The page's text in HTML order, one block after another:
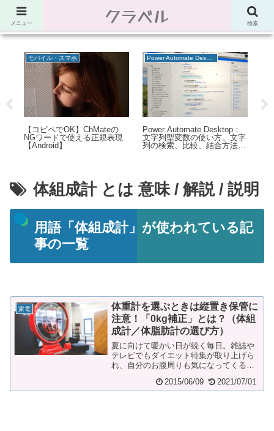
節約、こだわり、使い道。「決め手」がわかる比較サイト。でしたが最近は雑
多なブログ
モバイル・スマホ
【コピペでOK】ChMateの
NGワードで使える正規表現
【Android】
Power Automate Desktop
Power Automate Desktop：
文字列型変数の使い方。文字
列の検索、比較、結合方法な
体組成計 とは 意味 / 解説 / 説明
用語「体組成計」が使われている記
事の一覧
家電
体重計を選ぶときは縦置き保管に
注意！「0kg補正」とは？（体組
成計／体脂肪計の選び方）
夏に向けて暖かい日が続く毎日。雑誌や
テレビでもダイエット特集が取り上げら
れ、自分のお腹周りも気になってくる季
運動のバランスを...2015/06/09 2021/07/01
メニュー クラベル 検索